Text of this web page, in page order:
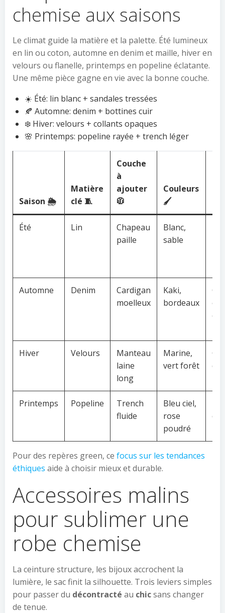
chemise aux saisons
Le climat guide la matière et la palette. Été lumineux
en lin ou coton, automne en denim et maille, hiver en
velours ou flanelle, printemps en popeline éclatante.
Une même pièce gagne en vie avec la bonne couche.
☀️ Été: lin blanc + sandales tressées
🍂 Automne: denim + bottines cuir
❄️ Hiver: velours + collants opaques
🌸 Printemps: popeline rayée + trench léger
Saison 🌦️
Matière
clé 🧵
Couche
à
ajouter
🧥
Couleurs
🖌️
Été Lin
Chapeau
paille
Blanc,
sable
Automne Denim
Cardigan
moelleux
Kaki,
bordeaux
Hiver Velours
Manteau
laine
long
Marine,
vert forêt
Printemps Popeline
Trench
fluide
Bleu ciel,
rose
poudré
de
Pour des repères green, ce focus sur les tendances
éthiques aide à choisir mieux et durable.
Accessoires malins
pour sublimer une
robe chemise
La ceinture structure, les bijoux accrochent la
lumière, le sac finit la silhouette. Trois leviers simples
pour passer du décontracté au chicsans changer
de tenue.